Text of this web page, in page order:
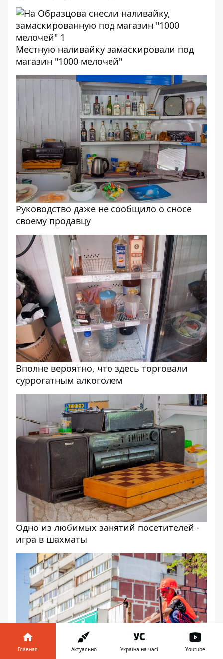
Местную наливайку замаскировали под
магазин "1000 мелочей"
Руководство даже не сообщило о сносе
своему продавцу
Вполне вероятно, что здесь торговали
суррогатным алкоголем
Одно из любимых занятий посетителей -
игра в шахматы
Главная Актуально Україна на часі Youtube